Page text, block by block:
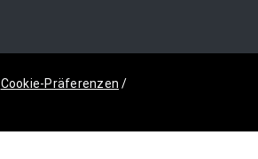
Cookie-Präferenzen /